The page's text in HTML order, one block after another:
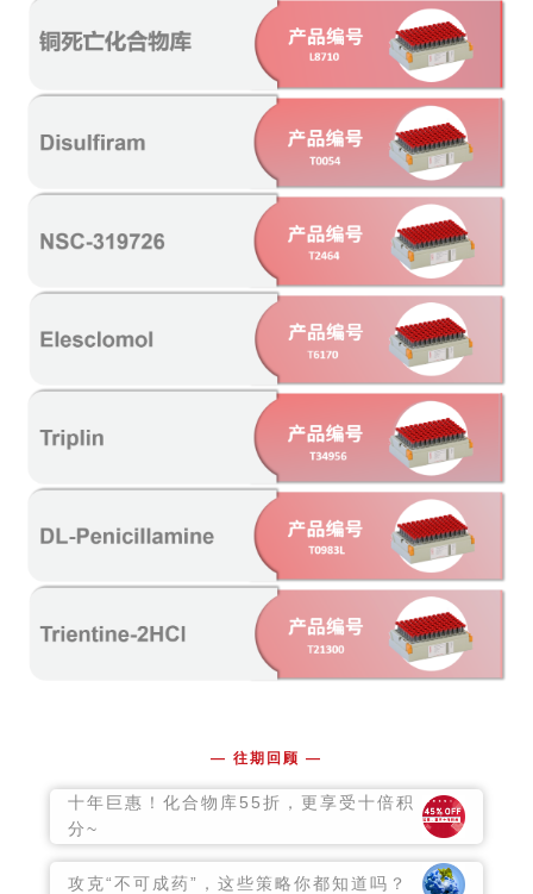
— 往期回顾 —
十年巨惠！化合物库55折，更享受十倍积
分~
攻克“不可成药”，这些策略你都知道吗？